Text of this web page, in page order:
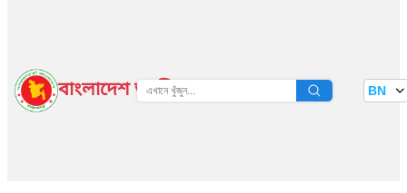
বাংলাদেশ জাতীয় তথ্য বাতায়ন BN